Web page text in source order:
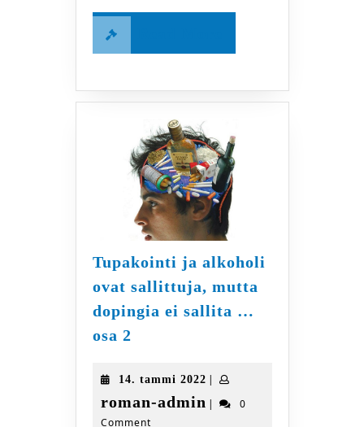
More
Tupakointi ja alkoholi
ovat sallittuja, mutta
dopingia ei sallita …
osa 2
ovat
sallittuja,
14. tammi 202214.
2022
|
roman-admin roman-
|
0
Comment